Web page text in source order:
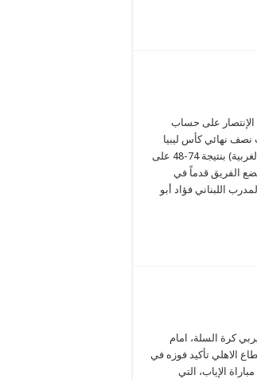
على حساب
نهائي كأس ليبيا
لكرة السلة (نهائيات المنطقة الغربية) بنتيجة 74-48 على
الفريق قدماً في
اللبناني فؤاد أبو
كرة السلة، امام
الاهلي تأكيد فوزه في
الإياب، التي